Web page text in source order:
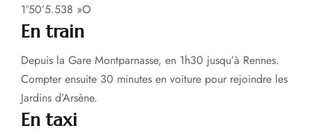
1°50’5.538 »O
En train
Depuis la Gare Montparnasse, en 1h30 jusqu’à Rennes.
Compter ensuite 30 minutes en voiture pour rejoindre les
Jardins d’Arsène.
En taxi